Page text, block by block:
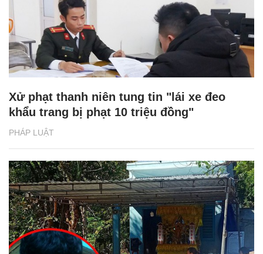
PHÁP LUẬT
Xử phạt thanh niên tung tin "lái xe đeo
khẩu trang bị phạt 10 triệu đồng"